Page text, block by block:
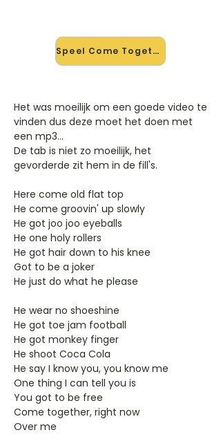
Speel Come Together mee →
Het was moeilijk om een goede video te
vinden dus deze moet het doen met
een mp3...
De tab is niet zo moeilijk, het
gevorderde zit hem in de fill's.
Here come old flat top
He come groovin' up slowly
He got joo joo eyeballs
He one holy rollers
He got hair down to his knee
Got to be a joker
He just do what he please
He wear no shoeshine
He got toe jam football
He got monkey finger
He shoot Coca Cola
He say I know you, you know me
One thing I can tell you is
You got to be free
Come together, right now
Over me